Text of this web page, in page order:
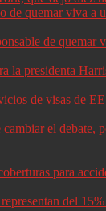
de
la presidenta
de visas de
el debate,
para
del